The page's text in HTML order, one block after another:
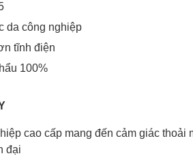
da công nghiệp
tĩnh điện
100%
cao cấp mang đến cảm giác thoải
đại